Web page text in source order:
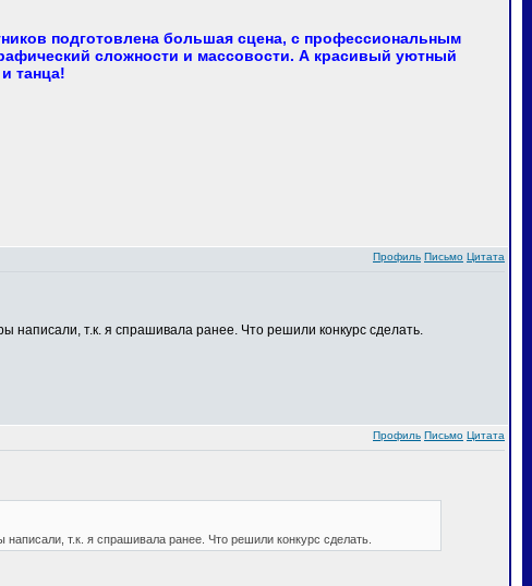
подготовлена большая сцена, с профессиональным
сложности и массовости. А красивый уютный
танца!
Профиль Письмо Цитата
написали, т.к. я спрашивала ранее. Что решили конкурс сделать.
Профиль Письмо Цитата
т.к. я спрашивала ранее. Что решили конкурс сделать.